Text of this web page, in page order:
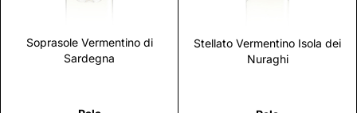
Soprasole Vermentino di
Sardegna
Stellato Vermentino Isola dei
Nuraghi